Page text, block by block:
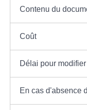
Contenu du
Coût
Délai pour
En cas d'absence